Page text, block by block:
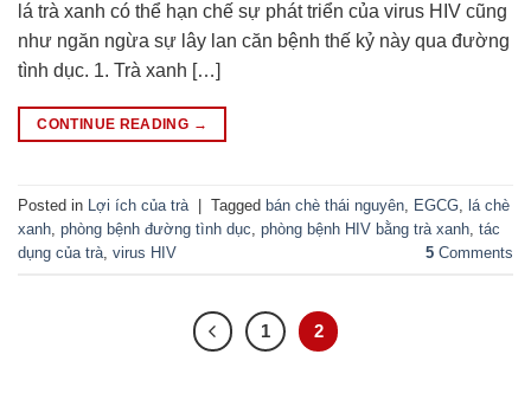
lá trà xanh có thể hạn chế sự phát triển của virus HIV cũng
như ngăn ngừa sự lây lan căn bệnh thế kỷ này qua đường
tình dục. 1. Trà xanh […]
CONTINUE READING →
Posted in Lợi ích của trà | Tagged bán chè thái nguyên EGCG lá chè
xanh phòng bệnh đường tình dục phòng bệnh HIV bằng trà xanh tác
dụng của trà virus HIV 5 Comments
1 2